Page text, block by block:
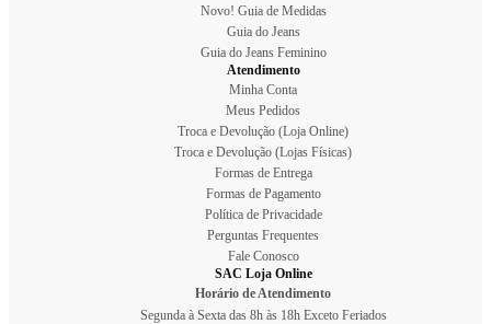
Novo! Guia de Medidas
Guia do Jeans
Guia do Jeans Feminino
Atendimento
Minha Conta
Meus Pedidos
Troca e Devolução (Loja Online)
Troca e Devolução (Lojas Físicas)
Formas de Entrega
Formas de Pagamento
Política de Privacidade
Perguntas Frequentes
Fale Conosco
SAC Loja Online
Horário de Atendimento
Segunda à Sexta das 8h às 18h Exceto Feriados